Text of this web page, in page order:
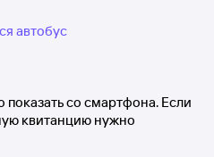
автобус
показать со смартфона. Если
квитанцию нужно